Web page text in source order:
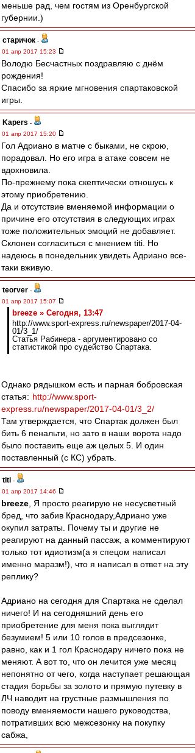
меньше рад, чем гостям из Оренбургской
губернии.)
старичок -
01 апр 2017 15:23
Володю Бесчастных поздравляю с днём
рождения!
Спасибо за яркие мгновения спартаковской
игры.
Kapers -
01 апр 2017 15:20
Гол Адриано в матче с быками, не скрою,
порадовал. Но его игра в атаке совсем не
вдохновила.
По-прежнему пока скептически отношусь к
этому приобретению.
Да и отсутствие вменяемой информации о
причине его отсутствия в следующих играх
тоже положительных эмоций не добавляет.
Склонен согласиться с мнением titi. Но
надеюсь в понедельник увидеть Адриано все-
таки вживую.
teorver -
01 апр 2017 15:07
breeze » Сегодня, 13:47
http://www.sport-express.ru/newspaper/2017-04-
01/3_1/
Статья Рабинера - аргументировано со
статистикой про судейство Спартака.
Однако рядышком есть и парная бобровская
статья: http://www.sport-
express.ru/newspaper/2017-04-01/3_2/
Там утверждается, что Спартак должен был
бить 6 пенальти, но зато в наши ворота надо
было поставить еще аж целых 5. И один
поставленный (с КС) убрать.
titi -
01 апр 2017 14:46
breeze , Я просто реагирую не несусветный
бред, что забив Краснодару,Адриано уже
окупил затраты. Почему ты и другие не
реагируют на данный пассаж, а комментируют
только тот идиотизм(а я спецом написал
именно маразм!), что я написал в ответ на эту
реплику?
Адриано на сегодня для Спартака не сделал
ничего! И на сегодняшний день его
приобретение для меня пока выглядит
безумием! 5 или 10 голов в предсезонке,
равно, как и 1 гол Краснодару ничего пока не
меняют. А вот то, что он лечится уже месяц
непонятно от чего, когда наступает решающая
стадия борьбы за золото и прямую путевку в
ЛЧ наводит на грустные размышления по
поводу вменяемости нашего руководства,
потративших всю межсезонку на покупку
сабжа,